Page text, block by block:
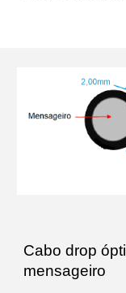
Cabo drop
mensageiro